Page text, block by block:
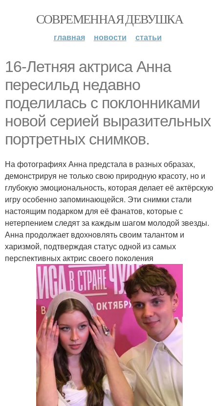
СОВРЕМЕННАЯ ДЕВУШКА
главная новости статьи
16-Летняя актриса Анна
пересильд недавно
поделилась с поклонниками
новой серией выразительных
портретных снимков.
На фотографиях Анна предстала в разных образах,
демонстрируя не только свою природную красоту, но и
глубокую эмоциональность, которая делает её актёрскую
игру особенно запоминающейся. Эти снимки стали
настоящим подарком для её фанатов, которые с
нетерпением следят за каждым шагом молодой звезды.
Анна продолжает вдохновлять своим талантом и
харизмой, подтверждая статус одной из самых
перспективных актрис своего поколения